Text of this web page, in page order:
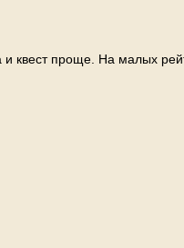
квест проще. На малых